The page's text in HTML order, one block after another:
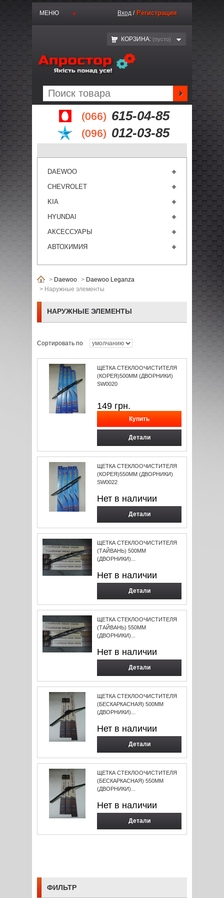
(066) 615-04-85
(096) 012-03-85
МЕНЮ Вход / Регистрация
КОРЗИНА: (пустo)
DAEWOO
CHEVROLET
KIA
HYUNDAI
АКСЕССУАРЫ
АВТОХИМИЯ
> Daewoo > Daewoo Leganza
> Наружные элементы
НАРУЖНЫЕ ЭЛЕМЕНТЫ
Сортировать по
ЩЕТКА СТЕКЛООЧИСТИТЕЛЯ
(КОРЕЯ)500ММ (ДВОРНИКИ)
SW0020
149 грн.
Детали
ЩЕТКА СТЕКЛООЧИСТИТЕЛЯ
(КОРЕЯ)550ММ (ДВОРНИКИ)
SW0022
Нет в наличии
Детали
ЩЕТКА СТЕКЛООЧИСТИТЕЛЯ
(ТАЙВАНЬ) 500ММ
(ДВОРНИКИ)...
Нет в наличии
Детали
ЩЕТКА СТЕКЛООЧИСТИТЕЛЯ
(ТАЙВАНЬ) 550ММ
(ДВОРНИКИ)...
Нет в наличии
Детали
ЩЕТКА СТЕКЛООЧИСТИТЕЛЯ
(БЕСКАРКАСНАЯ) 500ММ
(ДВОРНИКИ)...
Нет в наличии
Детали
ЩЕТКА СТЕКЛООЧИСТИТЕЛЯ
(БЕСКАРКАСНАЯ) 550ММ
(ДВОРНИКИ)...
Нет в наличии
Детали
ФИЛЬТР